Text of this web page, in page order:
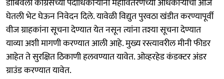
डोंबिवली कॉंग्रेसच्या पदाधिकाऱ्यांनी महावितरणच्या अधिकाऱ्यांची आज
घेतली भेट घेऊन निवेदन दिले. यावेळी विद्युत पुरवठा खंडीत करण्यापूर्वी
वीज ग्राहकांना सूचना देण्यात येत नसून त्यांना तश्या सूचना देण्यात
याव्या अशी मागणी करण्यात आली आहे. मुख्य रस्त्यावरील मीनी फीडर
आहेत ते सुरक्षित ठिकाणी हलवण्यात यावेत. ओव्हरहेड कंडक्टर अंडर
ग्राउंड करण्यात यावेत.